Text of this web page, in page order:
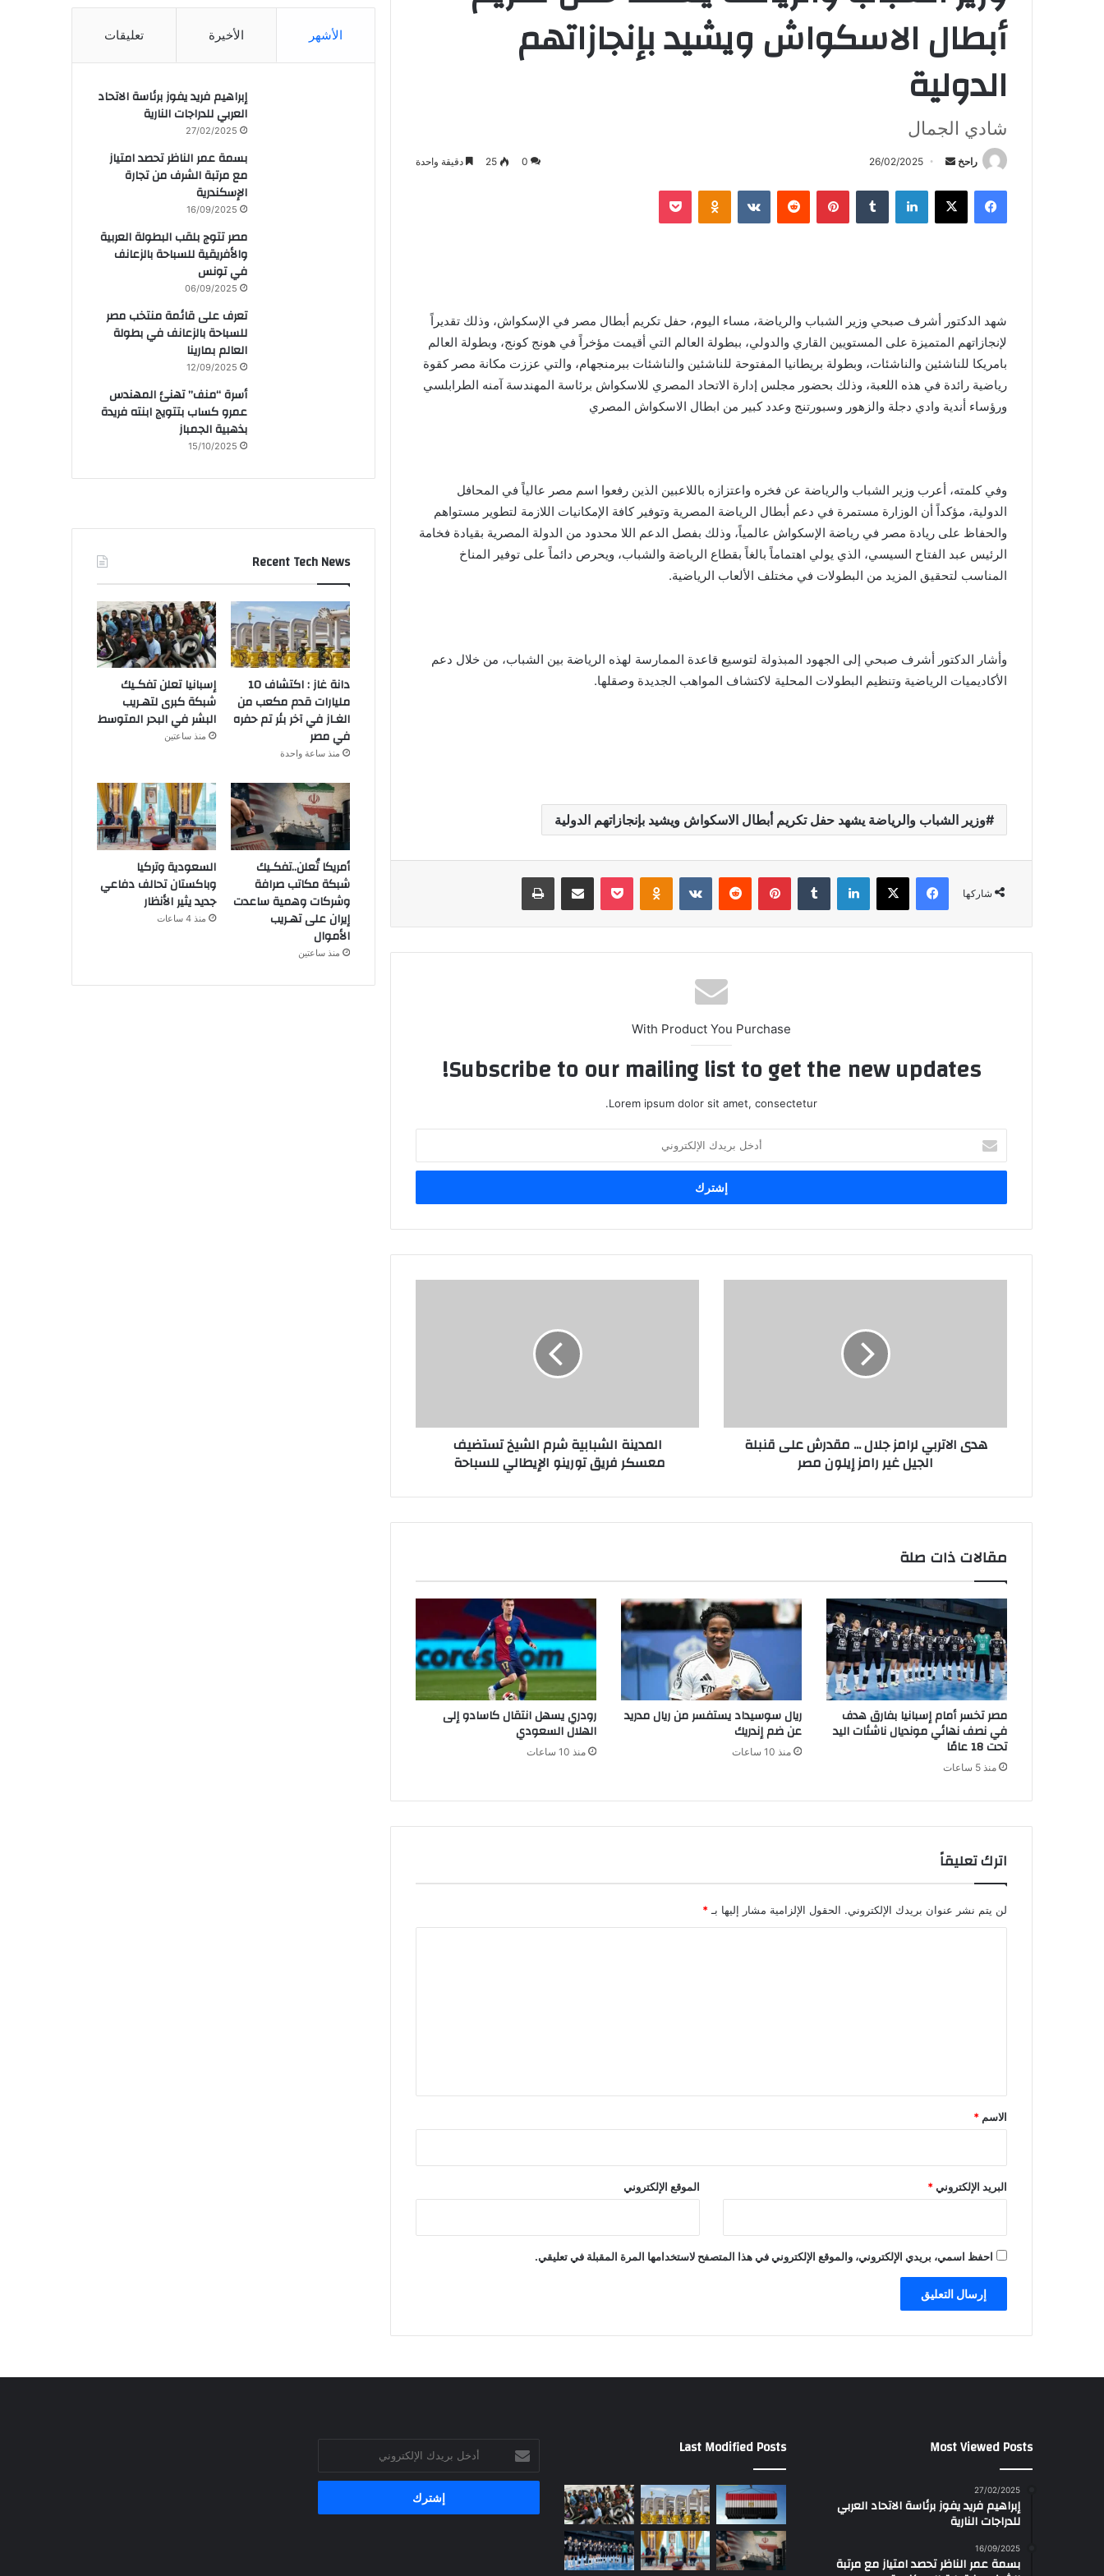
أبطال الاسكواش ويشيد بإنجازاتهم
الدولية
شادي الجمال
راحخ
أرسل 26/02/2025
0
25 دقيقة واحدة
فيسبوك X لينكدإن بينتيريست Odnoklassniki
بوكيت
شهد الدكتور أشرف صبحي وزير الشباب والرياضة، مساء اليوم، حفل تكريم أبطال مصر في الإسكواش، وذلك تقديراً
لإنجازاتهم المتميزة على المستويين القاري والدولي، ببطولة العالم التي أقيمت مؤخراً في هونج كونج، وبطولة العالم
بامريكا للناشئين والناشئات، وبطولة بريطانيا المفتوحة للناشئين والناشئات ببرمنجهام، والتي عززت مكانة مصر كقوة
رياضية رائدة في هذه اللعبة، وذلك بحضور مجلس إدارة الاتحاد المصري للاسكواش برئاسة المهندسة آمنه الطرابلسي
ورؤساء أندية وادي دجلة والزهور وسبورتنج وعدد كبير من ابطال الاسكواش المصري
وفي كلمته، أعرب وزير الشباب والرياضة عن فخره واعتزازه باللاعبين الذين رفعوا اسم مصر عالياً في المحافل
الدولية، مؤكداً أن الوزارة مستمرة في دعم أبطال الرياضة المصرية وتوفير كافة الإمكانيات اللازمة لتطوير مستواهم
والحفاظ على ريادة مصر في رياضة الإسكواش عالمياً، وذلك بفصل الدعم اللا محدود من الدولة المصرية بقيادة فخامة
الرئيس عبد الفتاح السيسي، الذي يولي اهتماماً بالغاً بقطاع الرياضة والشباب، ويحرص دائماً على توفير المناخ
المناسب لتحقيق المزيد من البطولات في مختلف الألعاب الرياضية.
وأشار الدكتور أشرف صبحي إلى الجهود المبذولة لتوسيع قاعدة الممارسة لهذه الرياضة بين الشباب، من خلال دعم
الأكاديميات الرياضية وتنظيم البطولات المحلية لاكتشاف المواهب الجديدة وصقلها.
وزير الشباب والرياضة يشهد حفل تكريم أبطال الاسكواش ويشيد بإنجازاتهم الدولية
شاركها
فيسبوك X لينكدإن بينتيريست Odnoklassniki
بوكيت مشاركة عبر البريد طباعة
With Product You Purchase
Subscribe to our mailing list to get the new updates!
Lorem ipsum dolor sit amet, consectetur.
بريدك
الإلكتروني
هدى الاتربي لرامز جلال ... مقدرش على قنبلة
الجيل غير رامز إيلون مصر
المدينة الشبابية شرم الشيخ تستضيف
معسكر فريق تورينو الإيطالي للسباحة
مقالات ذات صلة
مصر تخسر أمام إسبانيا بفارق هدف
في نصف نهائي مونديال ناشئات اليد
تحت 18 عامًا
منذ 5 ساعات
ريال سوسيداد يستفسر من ريال مدريد
عن ضم إندريك
منذ 10 ساعات
رودري يسهل انتقال كاسادو إلى
الهلال السعودي
منذ 10 ساعات
اترك تعليقاً
لن يتم نشر عنوان بريدك الإلكتروني. الحقول الإلزامية مشار إليها بـ *
*
الاسم *
البريد الإلكتروني* الموقع الإلكتروني
احفظ اسمي، بريدي الإلكتروني، والموقع الإلكتروني في هذا المتصفح لاستخدامها المرة المقبلة في تعليقي.
الأشهر الأخيرة تعليقات
إبراهيم فريد يفوز برئاسة الاتحاد
العربي للدراجات النارية
27/02/2025
بسمة عمر الناظر تحصد امتياز
مع مرتبة الشرف من تجارة
الإسكندرية
16/09/2025
مصر تتوج بلقب البطولة العربية
والأفريقية للسباحة بالزعانف
في تونس
06/09/2025
تعرف على قائمة منتخب مصر
للسباحة بالزعانف في بطولة
العالم بمارينا
12/09/2025
أسرة “منف” تهنئ المهندس
عمرو كساب بتتويج ابنته فريدة
بذهبية الجمباز
15/10/2025
Recent Tech News
دانة غاز : اكتشاف 10
مليارات قدم مكعب من
الغـاز في آخر بئر تم حفره
في مصر
منذ ساعة واحدة
إسبانيا تعلن تفكـيك
شبكة كبرى لتهـريب
البشر في البحر المتوسط
منذ ساعتين
أمريكا تُعلن..تفكـيك
شبكة مكاتب صرافة
وشركات وهمية ساعدت
إيران على تهـريب
الأموال
منذ ساعتين
السعودية وتركيا
وباكستان تحالف دفاعي
جديد يثير الأنظار
منذ 4 ساعات
Most Viewed Posts
27/02/2025
إبراهيم فريد يفوز برئاسة الاتحاد العربي
للدراجات النارية
16/09/2025
بسمة عمر الناظر تحصد امتياز مع مرتبة
Last Modified Posts
بريدك
الإلكتروني